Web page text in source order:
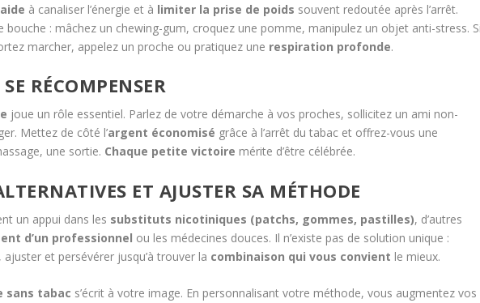
à canaliser l’énergie et à limiter la prise de poids souvent redoutée après l’arrêt.
bouche : mâchez un chewing-gum, croquez une pomme, manipulez un objet anti-stress.
marcher, appelez un proche ou pratiquez une respiration profonde.
RÉCOMPENSER
joue un rôle essentiel. Parlez de votre démarche à vos proches, sollicitez un ami non-
Mettez de côté l’argent économisé grâce à l’arrêt du tabac et offrez-vous une
une sortie. Chaque petite victoire mérite d’être célébrée.
ET AJUSTER SA MÉTHODE
un appui dans les substituts nicotiniques (patchs, gommes, pastilles), d’autres
d’un professionnel ou les médecines douces. Il n’existe pas de solution unique :
ajuster et persévérer jusqu’à trouver la combinaison qui vous convient le mieux.
sans tabac s’écrit à votre image. En personnalisant votre méthode, vous augmentez vos